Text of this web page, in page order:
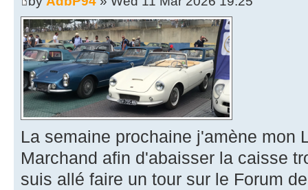
La semaine prochaine j'amène mon
Marchand afin d'abaisser la caisse
suis allé faire un tour sur le Forum